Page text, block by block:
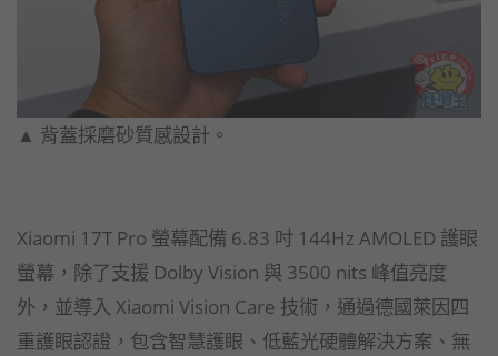
▲ 背蓋採磨砂質感設計。
Xiaomi 17T Pro 螢幕配備 6.83 吋 144Hz AMOLED 護眼
螢幕，除了支援 Dolby Vision 與 3500 nits 峰值亮度
外，並導入 Xiaomi Vision Care 技術，通過德國萊因四
重護眼認證，包含智慧護眼、低藍光硬體解決方案、無